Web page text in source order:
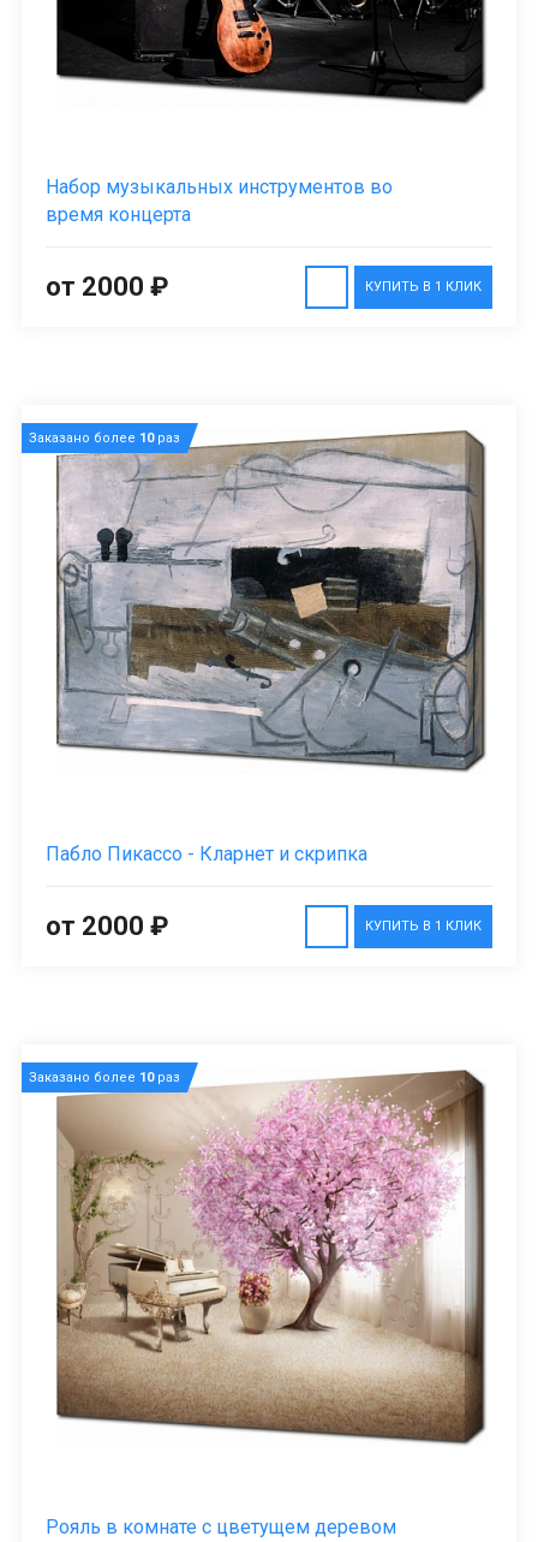
Набор музыкальных инструментов во
время концерта
КУПИТЬ В 1 КЛИК
от 2000 ₽
Заказано более 10раз
Пабло Пикассо - Кларнет и скрипка
КУПИТЬ В 1 КЛИК
от 2000 ₽
Заказано более 10раз
Рояль в комнате с цветущем деревом